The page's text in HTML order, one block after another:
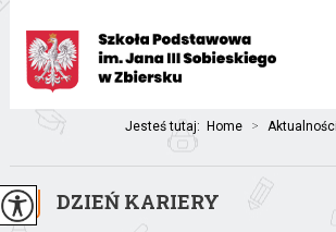
Jesteś tutaj: Home > Aktualności
DZIEŃ KARIERY